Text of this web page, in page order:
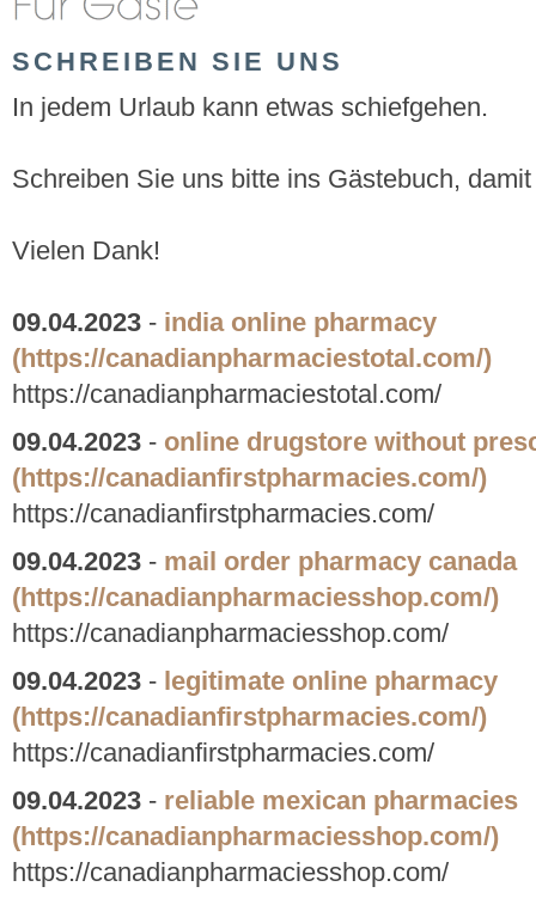
SCHREIBEN SIE UNS
In jedem Urlaub kann etwas schiefgehen.
Schreiben Sie uns bitte ins Gästebuch,
Vielen Dank!
09.04.2023 - india online pharmacy
(https://canadianpharmaciestotal.com/)
https://canadianpharmaciestotal.com/
09.04.2023 - online drugstore without
(https://canadianfirstpharmacies.com/)
https://canadianfirstpharmacies.com/
09.04.2023 - mail order pharmacy canada
(https://canadianpharmaciesshop.com/)
https://canadianpharmaciesshop.com/
09.04.2023 - legitimate online pharmacy
(https://canadianfirstpharmacies.com/)
https://canadianfirstpharmacies.com/
09.04.2023 - reliable mexican pharmacies
(https://canadianpharmaciesshop.com/)
https://canadianpharmaciesshop.com/